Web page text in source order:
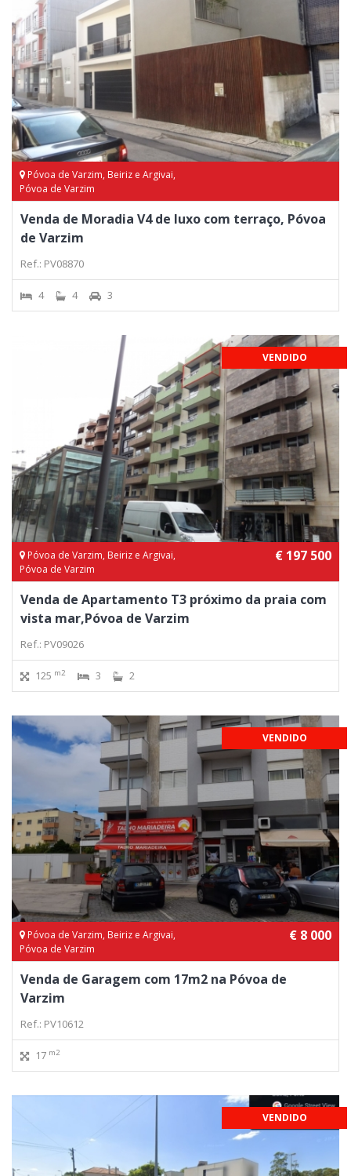
Póvoa de Varzim, Beiriz e Argivai,
Póvoa de Varzim
Venda de Moradia V4 de luxo com terraço, Póvoa
de Varzim
Ref.: PV08870
4 4 3
VENDIDO
Póvoa de Varzim, Beiriz e Argivai,
Póvoa de Varzim
€ 197 500
Venda de Apartamento T3 próximo da praia com
vista mar,Póvoa de Varzim
Ref.: PV09026
125 m2 3 2
VENDIDO
Póvoa de Varzim, Beiriz e Argivai,
Póvoa de Varzim
€ 8 000
Venda de Garagem com 17m2 na Póvoa de
Varzim
Ref.: PV10612
17 m2
VENDIDO